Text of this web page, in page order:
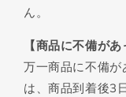
ん。
【商品に不備があ
万一商品に不備
は、商品到着後3